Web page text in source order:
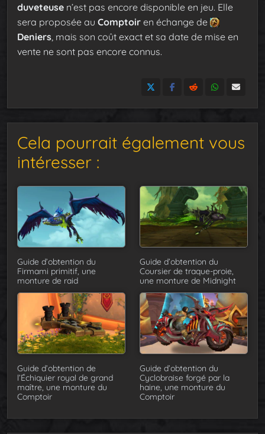
duveteuse n’est pas encore disponible en jeu. Elle
sera proposée au Comptoir en échange de
Deniers , mais son coût exact et sa date de mise en
vente ne sont pas encore connus.
Cela pourrait également vous
intéresser :
Guide d’obtention du
Firmami primitif, une
monture de raid
Guide d’obtention du
Coursier de traque-proie,
une monture de Midnight
Guide d’obtention de
l’Échiquier royal de grand
maître, une monture du
Comptoir
Guide d’obtention du
Cyclobraise forgé par la
haine, une monture du
Comptoir